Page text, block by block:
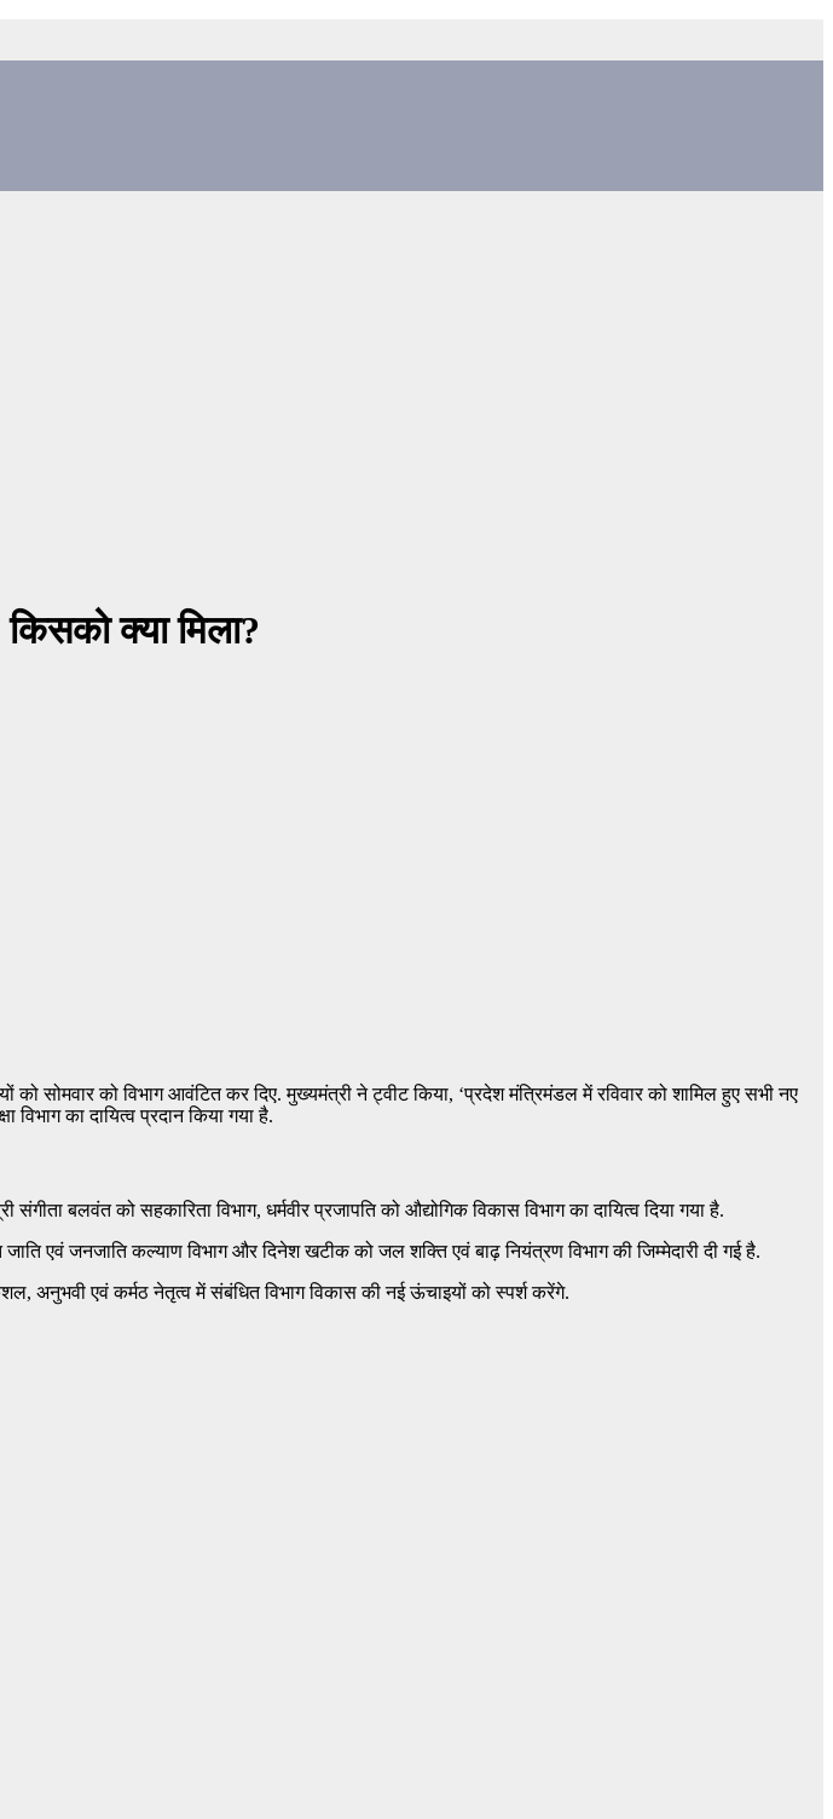
क्या मिला?
सोमवार को विभाग आवंटित कर दिए. मुख्यमंत्री ने ट्वीट किया, ‘प्रदेश मंत्रिमंडल में रविवार को शामिल हुए सभी नए
विभाग का दायित्व प्रदान किया गया है.
बलवंत को सहकारिता विभाग, धर्मवीर प्रजापति को औद्योगिक विकास विभाग का दायित्व दिया गया है.
एवं जनजाति कल्‍याण विभाग और दिनेश खटीक को जल शक्ति एवं बाढ़ नियंत्रण विभाग की जिम्मेदारी दी गई है.
अनुभवी एवं कर्मठ नेतृत्व में संबंधित विभाग विकास की नई ऊंचाइयों को स्पर्श करेंगे.